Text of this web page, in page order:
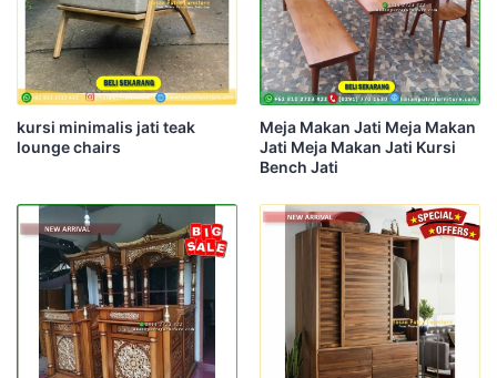
kursi minimalis jati teak
lounge chairs
Meja Makan Jati Meja Makan
Jati Meja Makan Jati Kursi
Bench Jati